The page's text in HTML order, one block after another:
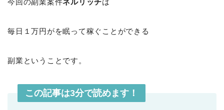
今回の副業案件ネルリッチは
毎日１万円がを眠って稼ぐことができる
副業ということです。
この記事は3分で読めます！